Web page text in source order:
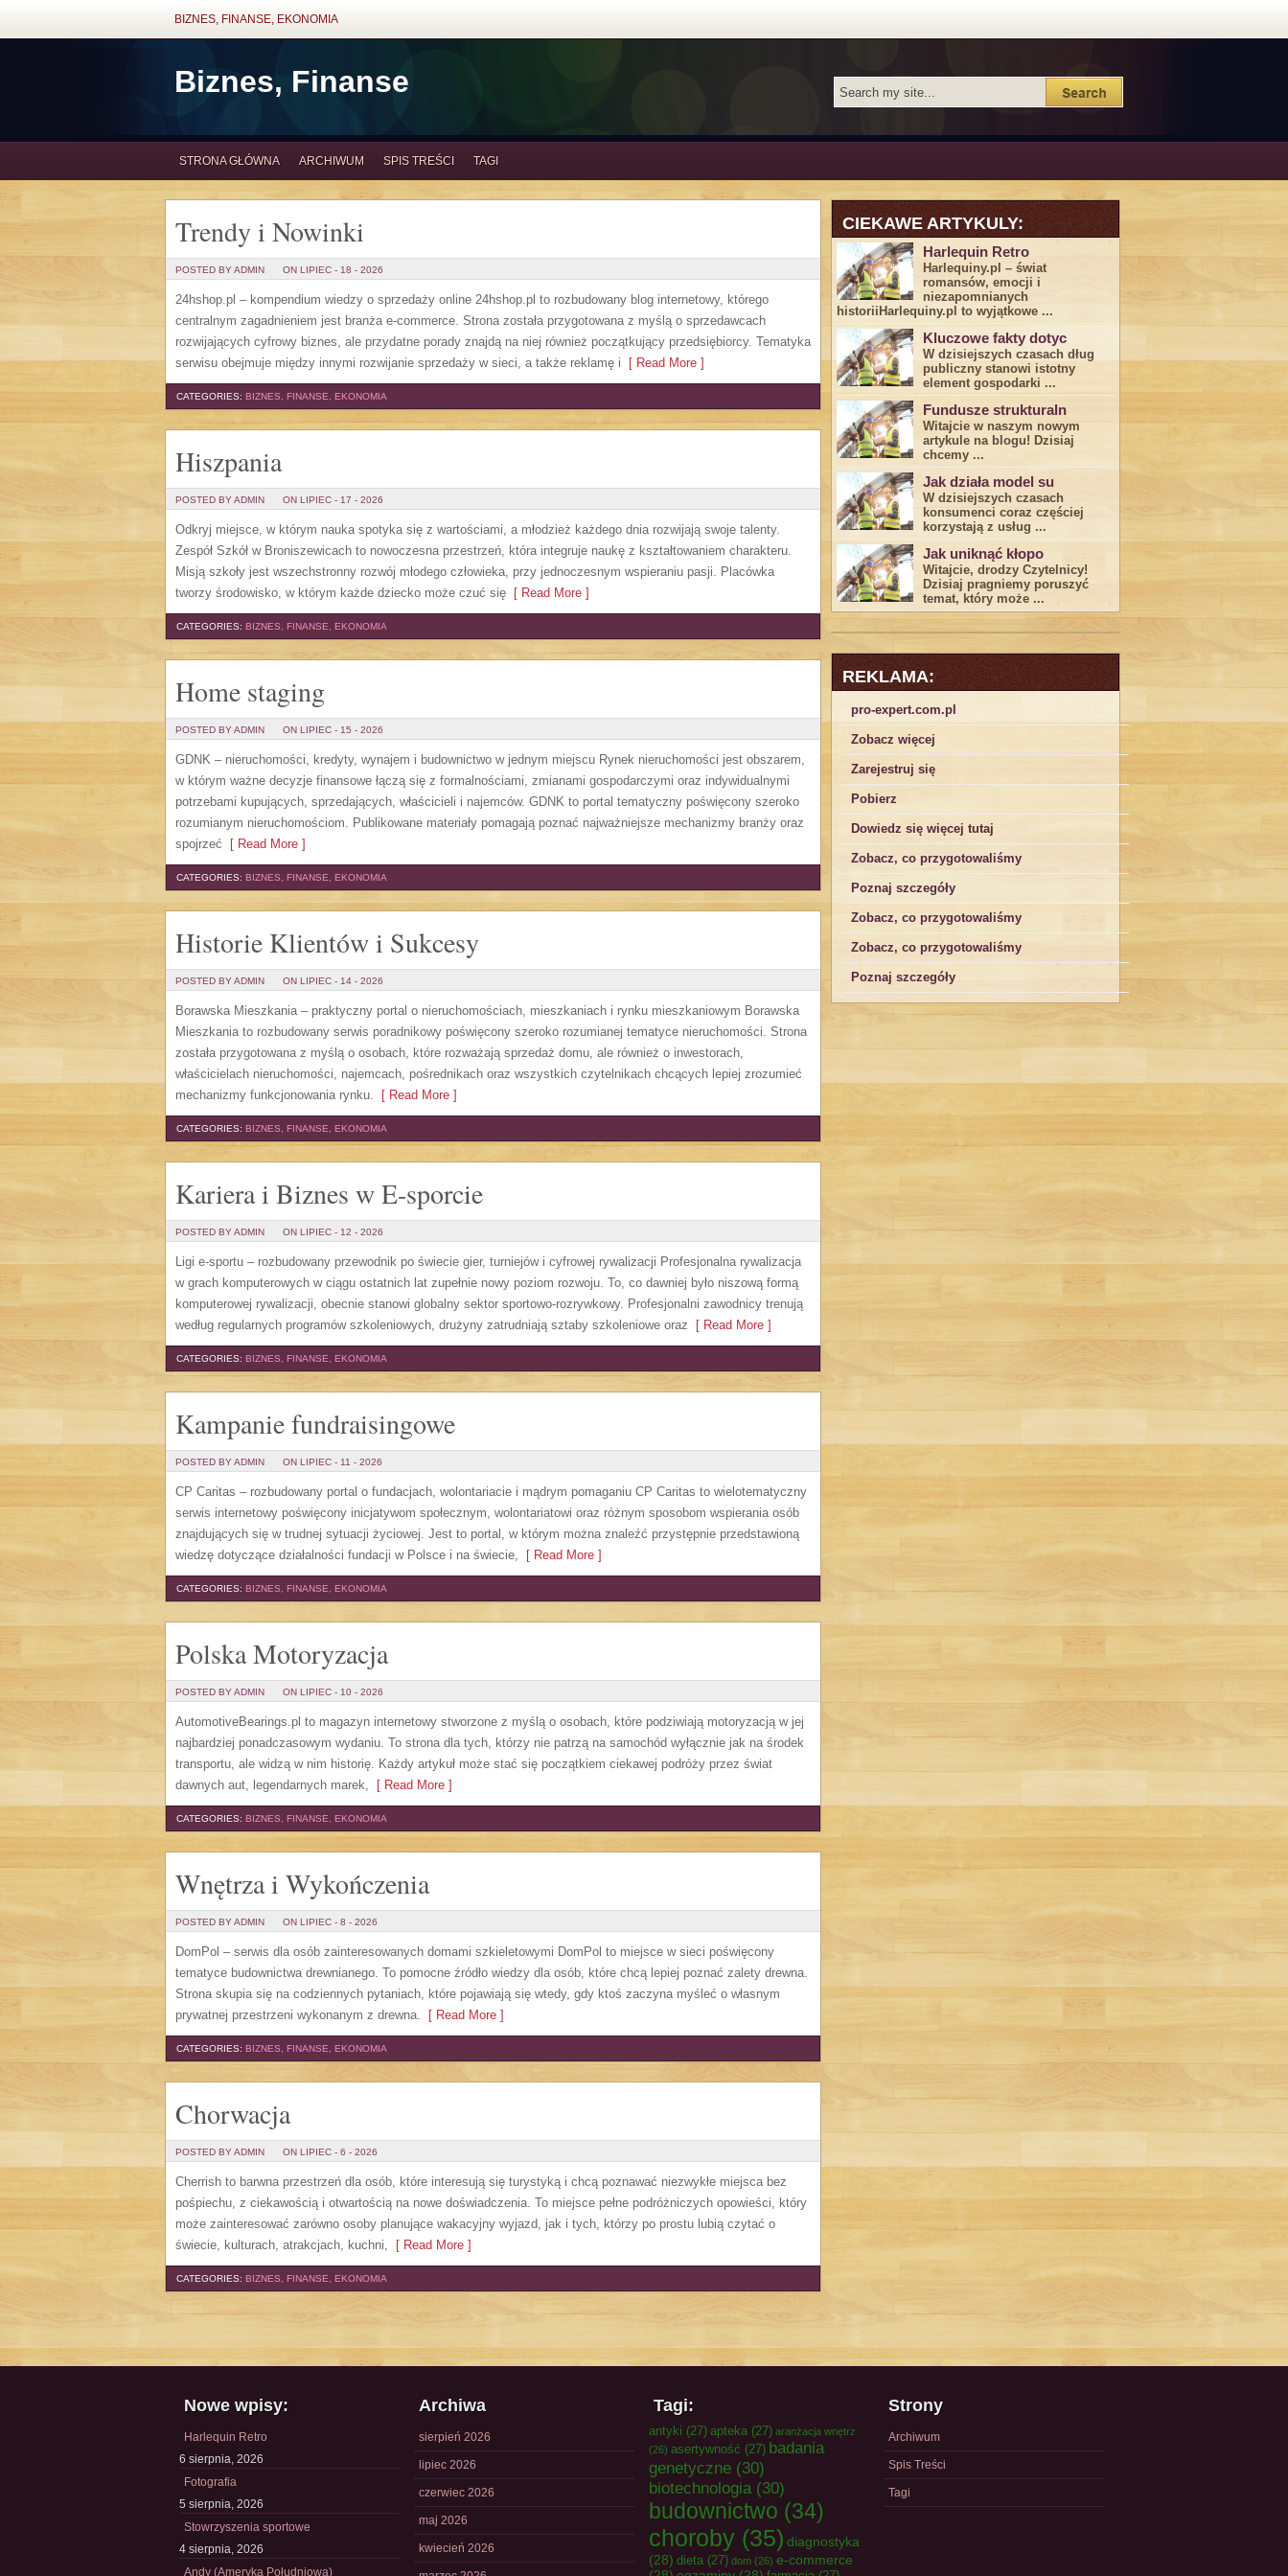
BIZNES, FINANSE, EKONOMIA
Biznes, Finanse
STRONA GŁÓWNA ARCHIWUM SPIS TREŚCI TAGI
Trendy i Nowinki
POSTED BY ADMIN ON LIPIEC - 18 - 2026
24hshop.pl – kompendium wiedzy o sprzedaży online 24hshop.pl to rozbudowany blog internetowy, którego
centralnym zagadnieniem jest branża e-commerce. Strona została przygotowana z myślą o sprzedawcach
rozwijających cyfrowy biznes, ale przydatne porady znajdą na niej również początkujący przedsiębiorcy. Tematyka
serwisu obejmuje między innymi rozwijanie sprzedaży w sieci, a także reklamę i [ Read More ]
CATEGORIES: BIZNES, FINANSE, EKONOMIA
Hiszpania
POSTED BY ADMIN ON LIPIEC - 17 - 2026
Odkryj miejsce, w którym nauka spotyka się z wartościami, a młodzież każdego dnia rozwijają swoje talenty.
Zespół Szkół w Broniszewicach to nowoczesna przestrzeń, która integruje naukę z kształtowaniem charakteru.
Misją szkoły jest wszechstronny rozwój młodego człowieka, przy jednoczesnym wspieraniu pasji. Placówka
tworzy środowisko, w którym każde dziecko może czuć się [ Read More ]
CATEGORIES: BIZNES, FINANSE, EKONOMIA
Home staging
POSTED BY ADMIN ON LIPIEC - 15 - 2026
GDNK – nieruchomości, kredyty, wynajem i budownictwo w jednym miejscu Rynek nieruchomości jest obszarem,
w którym ważne decyzje finansowe łączą się z formalnościami, zmianami gospodarczymi oraz indywidualnymi
potrzebami kupujących, sprzedających, właścicieli i najemców. GDNK to portal tematyczny poświęcony szeroko
rozumianym nieruchomościom. Publikowane materiały pomagają poznać najważniejsze mechanizmy branży oraz
spojrzeć [ Read More ]
CATEGORIES: BIZNES, FINANSE, EKONOMIA
Historie Klientów i Sukcesy
POSTED BY ADMIN ON LIPIEC - 14 - 2026
Borawska Mieszkania – praktyczny portal o nieruchomościach, mieszkaniach i rynku mieszkaniowym Borawska
Mieszkania to rozbudowany serwis poradnikowy poświęcony szeroko rozumianej tematyce nieruchomości. Strona
została przygotowana z myślą o osobach, które rozważają sprzedaż domu, ale również o inwestorach,
właścicielach nieruchomości, najemcach, pośrednikach oraz wszystkich czytelnikach chcących lepiej zrozumieć
mechanizmy funkcjonowania rynku. [ Read More ]
CATEGORIES: BIZNES, FINANSE, EKONOMIA
Kariera i Biznes w E-sporcie
POSTED BY ADMIN ON LIPIEC - 12 - 2026
Ligi e-sportu – rozbudowany przewodnik po świecie gier, turniejów i cyfrowej rywalizacji Profesjonalna rywalizacja
w grach komputerowych w ciągu ostatnich lat zupełnie nowy poziom rozwoju. To, co dawniej było niszową formą
komputerowej rywalizacji, obecnie stanowi globalny sektor sportowo-rozrywkowy. Profesjonalni zawodnicy trenują
według regularnych programów szkoleniowych, drużyny zatrudniają sztaby szkoleniowe oraz [ Read More ]
CATEGORIES: BIZNES, FINANSE, EKONOMIA
Kampanie fundraisingowe
POSTED BY ADMIN ON LIPIEC - 11 - 2026
CP Caritas – rozbudowany portal o fundacjach, wolontariacie i mądrym pomaganiu CP Caritas to wielotematyczny
serwis internetowy poświęcony inicjatywom społecznym, wolontariatowi oraz różnym sposobom wspierania osób
znajdujących się w trudnej sytuacji życiowej. Jest to portal, w którym można znaleźć przystępnie przedstawioną
wiedzę dotyczące działalności fundacji w Polsce i na świecie, [ Read More ]
CATEGORIES: BIZNES, FINANSE, EKONOMIA
Polska Motoryzacja
POSTED BY ADMIN ON LIPIEC - 10 - 2026
AutomotiveBearings.pl to magazyn internetowy stworzone z myślą o osobach, które podziwiają motoryzacją w jej
najbardziej ponadczasowym wydaniu. To strona dla tych, którzy nie patrzą na samochód wyłącznie jak na środek
transportu, ale widzą w nim historię. Każdy artykuł może stać się początkiem ciekawej podróży przez świat
dawnych aut, legendarnych marek, [ Read More ]
CATEGORIES: BIZNES, FINANSE, EKONOMIA
Wnętrza i Wykończenia
POSTED BY ADMIN ON LIPIEC - 8 - 2026
DomPol – serwis dla osób zainteresowanych domami szkieletowymi DomPol to miejsce w sieci poświęcony
tematyce budownictwa drewnianego. To pomocne źródło wiedzy dla osób, które chcą lepiej poznać zalety drewna.
Strona skupia się na codziennych pytaniach, które pojawiają się wtedy, gdy ktoś zaczyna myśleć o własnym
prywatnej przestrzeni wykonanym z drewna. [ Read More ]
CATEGORIES: BIZNES, FINANSE, EKONOMIA
Chorwacja
POSTED BY ADMIN ON LIPIEC - 6 - 2026
Cherrish to barwna przestrzeń dla osób, które interesują się turystyką i chcą poznawać niezwykłe miejsca bez
pośpiechu, z ciekawością i otwartością na nowe doświadczenia. To miejsce pełne podróżniczych opowieści, który
może zainteresować zarówno osoby planujące wakacyjny wyjazd, jak i tych, którzy po prostu lubią czytać o
świecie, kulturach, atrakcjach, kuchni, [ Read More ]
CATEGORIES: BIZNES, FINANSE, EKONOMIA
CIEKAWE ARTYKULY:
Harlequin Retro
Harlequiny.pl – świat
romansów, emocji i
niezapomnianych
historiiHarlequiny.pl to wyjątkowe ...
Kluczowe fakty dotyc
W dzisiejszych czasach dług
publiczny stanowi istotny
element gospodarki ...
Fundusze strukturaln
Witajcie w naszym nowym
artykule na blogu! Dzisiaj
chcemy ...
Jak działa model su
W dzisiejszych czasach
konsumenci ‌coraz częściej
korzystają z usług⁤ ...
Jak uniknąć kłopo
Witajcie, drodzy Czytelnicy!
Dzisiaj pragniemy poruszyć
temat, który może ...
REKLAMA:
pro-expert.com.pl
Zobacz więcej
Zarejestruj się
Pobierz
Dowiedz się więcej tutaj
Zobacz, co przygotowaliśmy
Poznaj szczegóły
Zobacz, co przygotowaliśmy
Zobacz, co przygotowaliśmy
Poznaj szczegóły
Nowe wpisy:
Harlequin Retro
6 sierpnia, 2026
Fotografia
5 sierpnia, 2026
Stowrzyszenia sportowe
4 sierpnia, 2026
Andy (Ameryka Południowa)
Archiwa
sierpień 2026
lipiec 2026
czerwiec 2026
maj 2026
kwiecień 2026
Tagi:
antyki (27) apteka (27) aranżacja wnętrz
(26) asertywność (27) badania
genetyczne (30)
biotechnologia(30)
budownictwo (34)
choroby (35) diagnostyka
(28) dieta (27) dom (26) e-commerce
Strony
Archiwum
Spis Treści
Tagi